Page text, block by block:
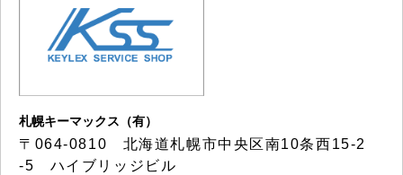
札幌キーマックス（有）
〒064-0810 北海道札幌市中央区南10条西15-2
-5 ハイブリッジビル